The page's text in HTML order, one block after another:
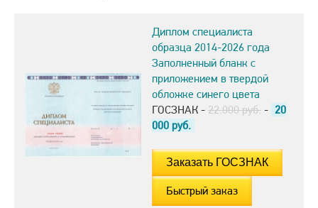
Диплом специалиста
образца 2014-2026 года
Заполненный бланк с
приложением в твердой
обложке синего цвета
ГОСЗНАК - 22.000 руб. - 20
000 руб.
Быстрый заказ